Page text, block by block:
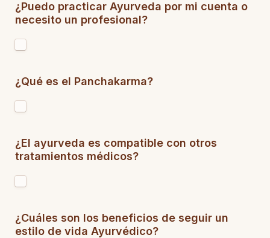
¿Puedo practicar Ayurveda por mi cuenta o
necesito un profesional?
¿Qué es el Panchakarma?
¿El ayurveda es compatible con otros
tratamientos médicos?
¿Cuáles son los beneficios de seguir un
estilo de vida Ayurvédico?